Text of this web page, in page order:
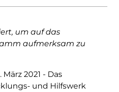
um auf das
aufmerksam zu
März 2021 - Das
und Hilfswerk